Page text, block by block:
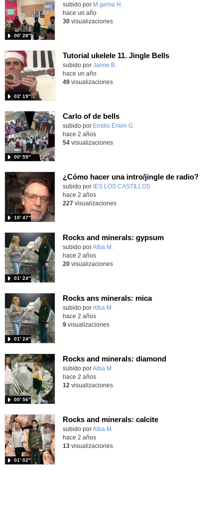
Contenido educativo.
subido por M.gema H.
00′ 28″
hace un año
30visualizaciones
Tutorial ukelele 11. Jingle Bells
Contenido educativo.
subido por Jaime B.
02′ 19″
hace un año
49visualizaciones
Carlo of de bells
Contenido educativo.
subido por Emilio Erwin G.
00′ 59″
hace 2 años
54visualizaciones
¿Cómo hacer una intro/jingle de radio?
subido por IES LOS CASTILLOS
10′ 47″
-
hace 2 años
227visualizaciones
Rocks and minerals: gypsum
subido porAlba M.
01′ 24″
hace 2 años
20visualizaciones
Rocks ans minerals: mica
subido porAlba M.
01′ 24″
hace 2 años
9visualizaciones
Rocks and minerals: diamond
subido porAlba M.
00′ 56″
hace 2 años
12 visualizaciones
Rocks and minerals: calcite
subido porAlba M.
01′ 02″
hace 2 años
13visualizaciones